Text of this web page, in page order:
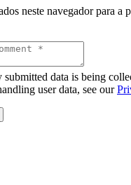
neste navegador para a
submitted data is being
user data, see our